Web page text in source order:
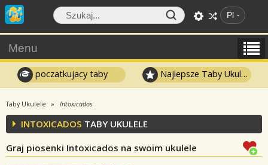
Pl
Menu
poczatkujacy taby Najlepsze Taby Ukulele
Taby Ukulele Intoxicados
INTOXICADOS TABY UKULELE
Graj piosenki Intoxicados na swoim ukulele